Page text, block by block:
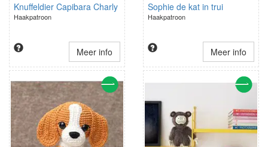
Knuffeldier Capibara Charly
Haakpatroon
Meer info
Sophie de kat in trui
Haakpatroon
Meer info